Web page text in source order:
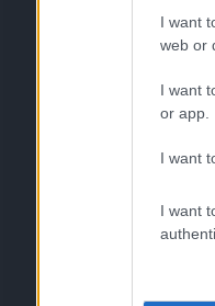
I want
web or
I want
or app.
I want
I want